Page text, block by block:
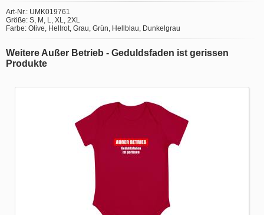
Art-Nr.: UMK019761
Größe: S, M, L, XL, 2XL
Farbe: Olive, Hellrot, Grau, Grün, Hellblau, Dunkelgrau
Weitere Außer Betrieb - Geduldsfaden ist gerissen
Produkte